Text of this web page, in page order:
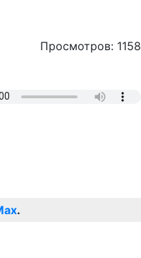
Просмотров: 1158
.